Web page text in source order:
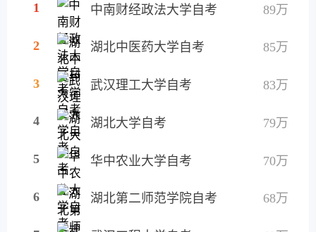
1 中南财经政法大学自考 89万
2 湖北中医药大学自考 85万
3 武汉理工大学自考 83万
4 湖北大学自考 79万
5 华中农业大学自考 70万
6 湖北第二师范学院自考 68万